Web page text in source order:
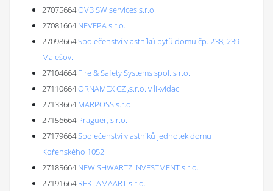
27075664OVB SW services s.r.o.
27081664 NEVEPA s.r.o.
27098664Společenství vlastníků bytů domu čp. 238, 239
Malešov.
27104664 Fire & Safety Systems spol. s r.o.
27110664ORNAMEX CZ ,s.r.o. v likvidaci
27133664 MARPOSS s.r.o.
27156664 Praguer, s.r.o.
27179664Společenství vlastníků jednotek domu
Kořenského 1052
27185664 NEW SHWARTZ INVESTMENT s.r.o.
27191664 REKLAMAART s.r.o.